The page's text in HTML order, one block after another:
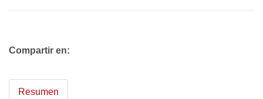
Compartir en:
Resumen